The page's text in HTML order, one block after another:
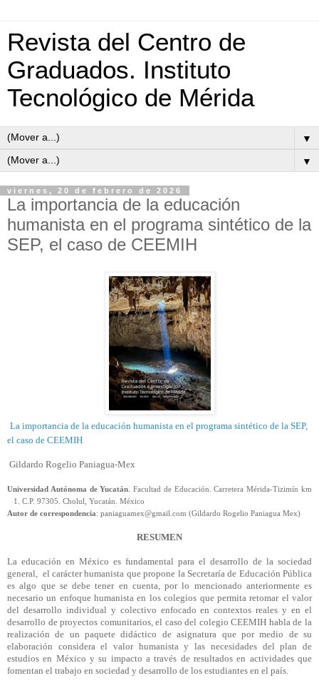
Revista del Centro de
Graduados. Instituto
Tecnológico de Mérida
▼
▼
viernes, 20 de febrero de 2026
La importancia de la educación
humanista en el programa sintético de la
SEP, el caso de CEEMIH
La importancia de la educación humanista en el programa sintético de la SEP,
el caso de CEEMIH
Gildardo Rogelio Paniagua-Mex
Universidad Autónoma de Yucatán . Facultad de Educación. Carretera Mérida-Tizimín km
1. C.P. 97305. Cholul, Yucatán. México
Autor de correspondencia: paniaguamex@gmail.com (Gildardo Rogelio Paniagua Mex)
RESUMEN
La educación en México es fundamental para el desarrollo de la sociedad
general, el carácter humanista que propone la Secretaría de Educación Pública
es algo que se debe tener en cuenta, por lo mencionado anteriormente es
necesario un enfoque humanista en los colegios que permita retomar el valor
del desarrollo individual y colectivo enfocado en contextos reales y en el
desarrollo de proyectos comunitarios, el caso del colegio CEEMIH habla de la
realización de un paquete didáctico de asignatura que por medio de su
elaboración considera el valor humanista y las necesidades del plan de
estudios en México y su impacto a través de resultados en actividades que
fomentan el trabajo en sociedad y desarrollo de los estudiantes en el país.